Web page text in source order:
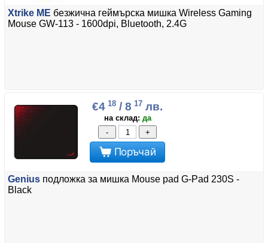
Xtrike ME безжична геймърска мишка Wireless Gaming
Mouse GW-113 - 1600dpi, Bluetooth, 2.4G
€4 18 / 8 17 лв.
на склад: да
-
+
Поръчай
Genius подложка за мишка Mouse pad G-Pad 230S -
Black